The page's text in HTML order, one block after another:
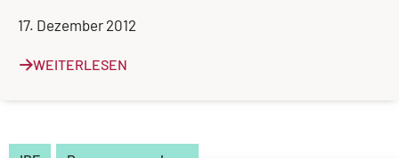
17. Dezember 2012
WEITERLESEN